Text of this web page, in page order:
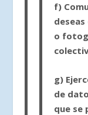
f)
o
g)
de
que se